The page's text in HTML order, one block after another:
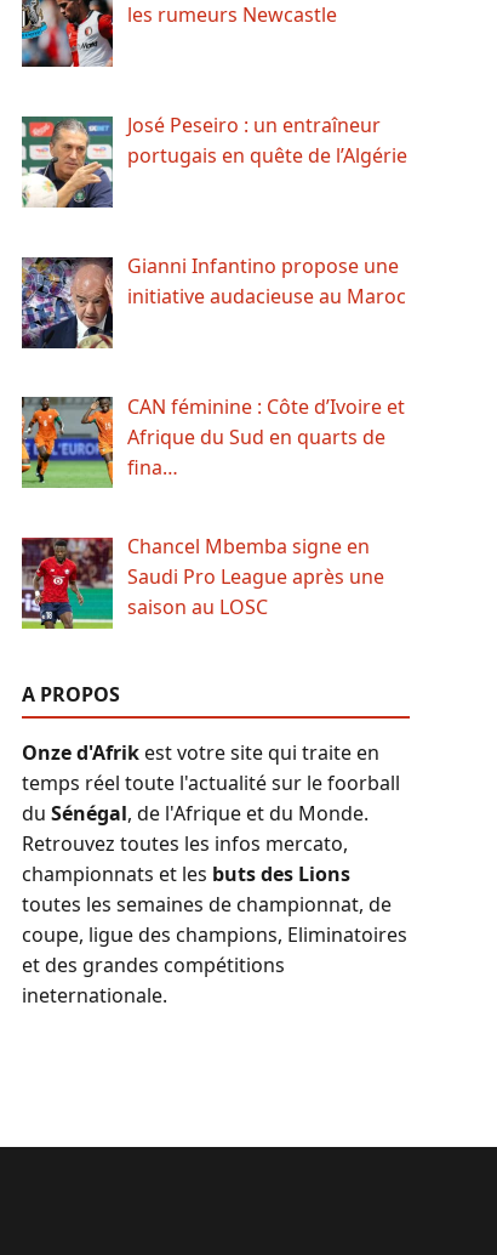
les rumeurs Newcastle
José Peseiro : un entraîneur
portugais en quête de l’Algérie
Gianni Infantino propose une
initiative audacieuse au Maroc
CAN féminine : Côte d’Ivoire et
Afrique du Sud en quarts de
fina…
Chancel Mbemba signe en
Saudi Pro League après une
saison au LOSC
A PROPOS
Onze d'Afrikest votre site qui traite en
temps réel toute l'actualité sur le foorball
du Sénégal, de l'Afrique et du Monde.
Retrouvez toutes les infos mercato,
championnats et les buts des Lions
toutes les semaines de championnat, de
coupe, ligue des champions, Eliminatoires
et des grandes compétitions
ineternationale.